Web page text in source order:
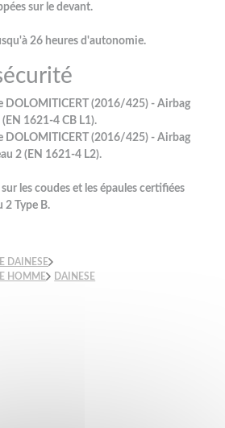
sur le devant.
26 heures d'autonomie.
DOLOMITICERT (2016/425) - Airbag
1621-4 CB L1).
DOLOMITICERT (2016/425) - Airbag
2 (EN 1621-4 L2).
les coudes et les épaules certifiées
2 Type B.
DAINESE
HOMME
DAINESE